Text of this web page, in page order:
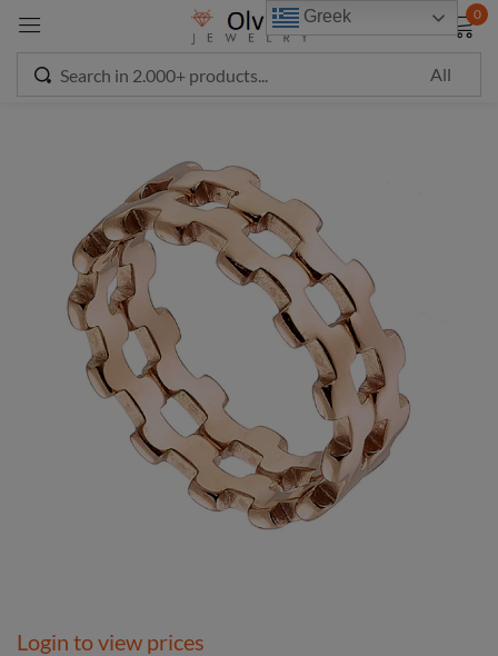
0
Login to view prices
Greek
Sign in
Remember me Lost password?
LOG IN
CREATE AN ACCOUNT
modal-check